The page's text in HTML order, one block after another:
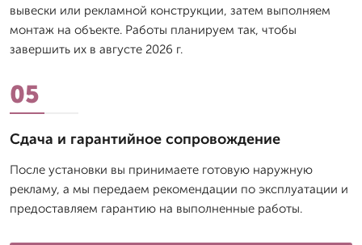
вывески или рекламной конструкции, затем выполняем
монтаж на объекте. Работы планируем так, чтобы
завершить их в августе 2026 г.
05
Сдача и гарантийное сопровождение
После установки вы принимаете готовую наружную
рекламу, а мы передаем рекомендации по эксплуатации и
предоставляем гарантию на выполненные работы.